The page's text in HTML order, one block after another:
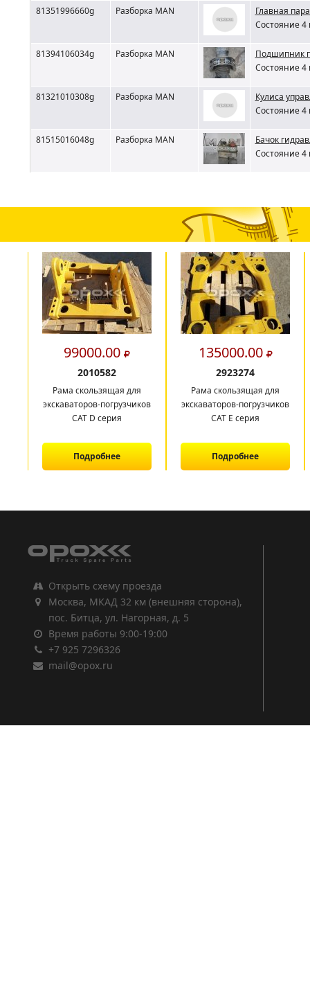
81351996660g Разборка MAN
Главная
Состояние 4
81394106034g Разборка MAN
Подшипник
Состояние 4
81321010308g Разборка MAN
Кулиса
Состояние 4
81515016048g Разборка MAN
Бачок
Состояние 4
99000.00
2010582
Рама скользящая для
экскаваторов-погрузчиков
CAT D серия
Подробнее
135000.00
2923274
Рама скользящая для
экскаваторов-погрузчиков
CAT E серия
Подробнее
Открыть схему проезда
Москва, МКАД 32 км (внешняя сторона),
пос. Битца, ул. Нагорная, д. 5
Время работы 9:00-19:00
+7 925 7296326
mail@opox.ru